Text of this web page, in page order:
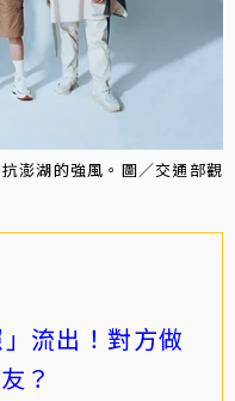
澎湖的強風。圖／交通部觀
流出！對方做
？